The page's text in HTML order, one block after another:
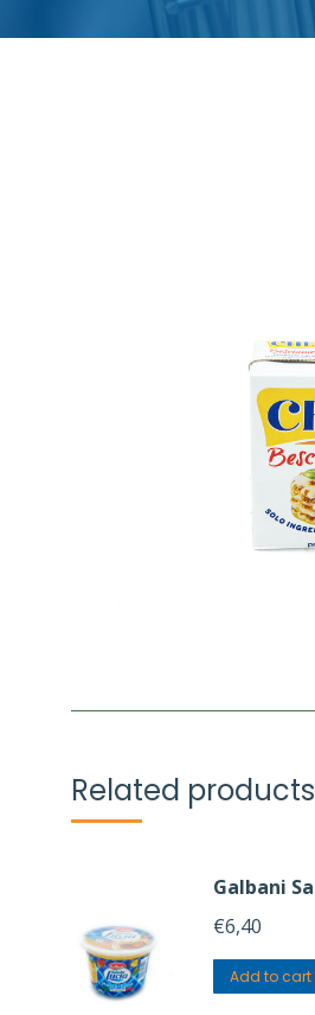
Related products
Galbani
€6,40
Add to cart